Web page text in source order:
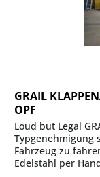
GRAIL
OPF
Loud but Legal
Typgenehmigung
Fahrzeug zu
Edelstahl per